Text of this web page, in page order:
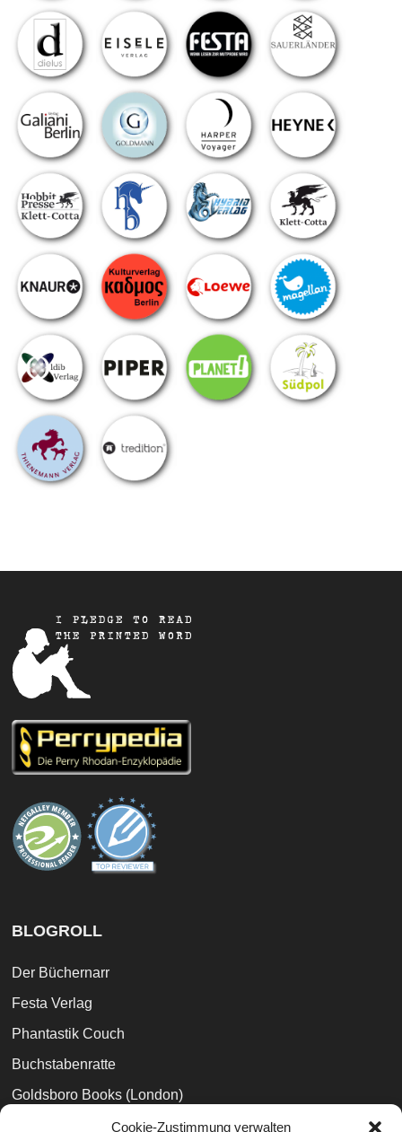
Cookie-Zustimmung verwalten
BLOGROLL
Der Büchernarr
Festa Verlag
Phantastik Couch
Buchstabenratte
Goldsboro Books (London)
Weltenwanderer